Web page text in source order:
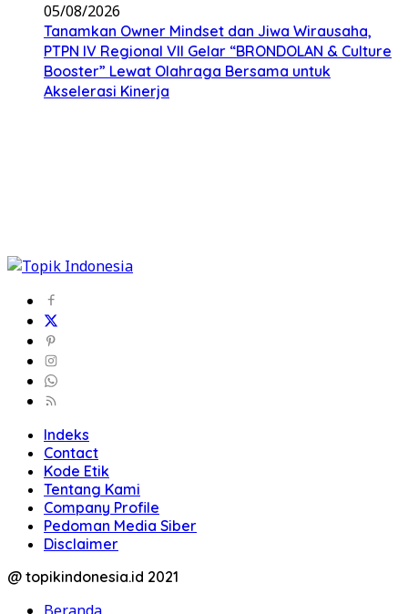
05/08/2026
Tanamkan Owner Mindset dan Jiwa Wirausaha,
PTPN IV Regional VII Gelar “BRONDOLAN & Culture
Booster” Lewat Olahraga Bersama untuk
Akselerasi Kinerja
Indeks
Contact
Kode Etik
Tentang Kami
Company Profile
Pedoman Media Siber
Disclaimer
@ topikindonesia.id 2021